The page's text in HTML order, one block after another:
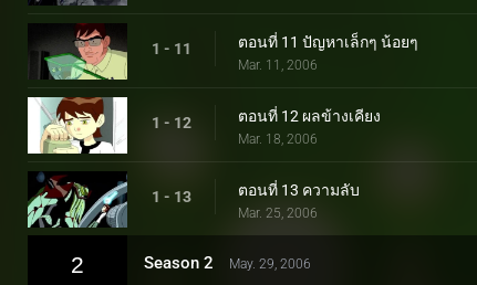
1 - 11 ตอนที่ 11 ปัญหาเล็กๆ น้อยๆ
Mar. 11, 2006
1 - 12 ตอนที่ 12 ผลข้างเคียง
Mar. 18, 2006
1 - 13 ตอนที่ 13 ความลับ
Mar. 25, 2006
2 Season 2 May. 29, 2006